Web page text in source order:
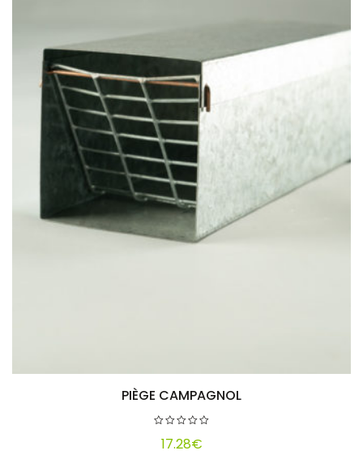
PIÈGE CAMPAGNOL
17.28€
Ajouter au panier